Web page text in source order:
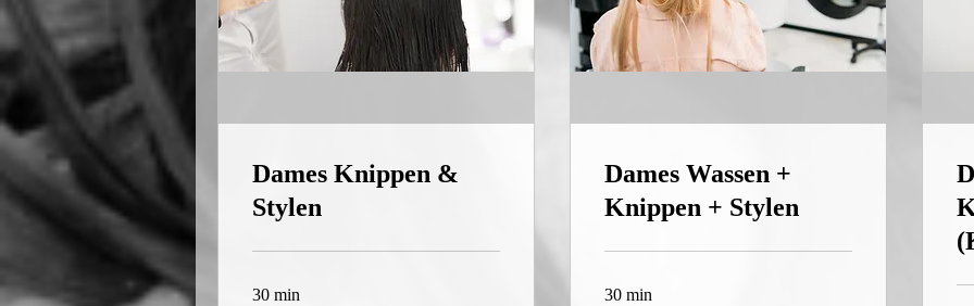
Dames Knippen &
Stylen
30 min
Dames Wassen +
Knippen + Stylen
30 min